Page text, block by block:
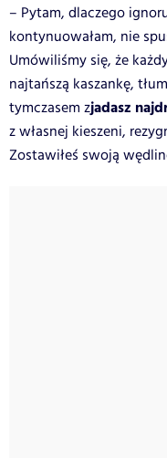
– Pytam, dlaczego
kontynuowałam, nie
Umówiliśmy się, że
najtańszą kaszankę,
tymczasem zjadasz
z własnej kieszeni,
Zostawiłeś swoją